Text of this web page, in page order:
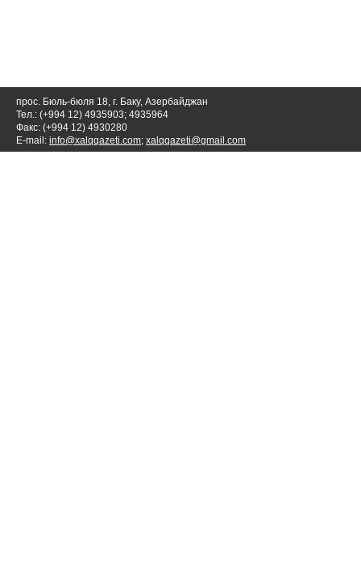
прос. Бюль-бюля 18, г. Баку, Азербайджан
Тел.: (+994 12) 4935903; 4935964
Факс: (+994 12) 4930280
E-mail: info@xalqqazeti.com; xalqqazeti@gmail.com